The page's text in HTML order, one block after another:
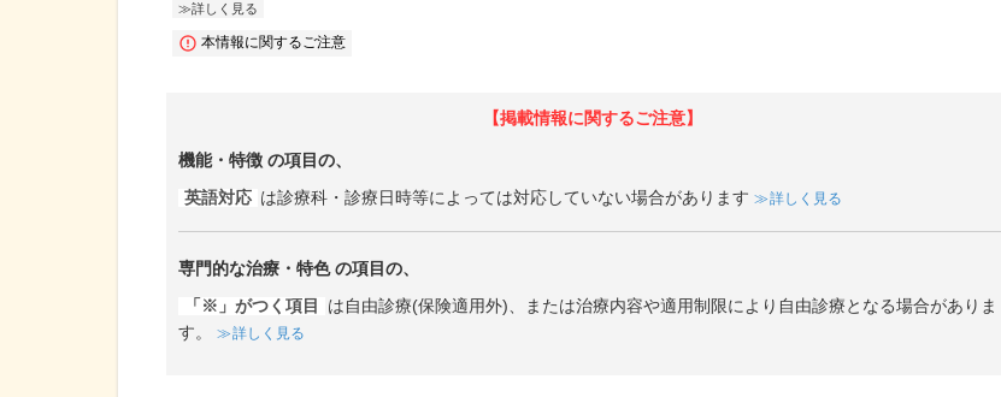
詳しく見る
本情報に関するご注意
【掲載情報に関するご注意】
機能・特徴 の項目の、
英語対応 は診療科・診療日時等によっては対応していない場合があります 詳しく見る
専門的な治療・特色の項目の、
「※」がつく項目
は自由診療(保険適用外)、または治療内容や適用制限により自由診療となる場合がありま
す。
詳しく見る